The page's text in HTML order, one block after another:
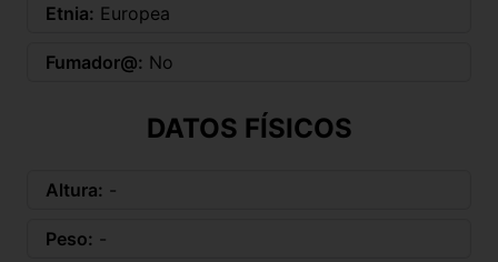
Etnia: Europea
Fumador@: No
DATOS FÍSICOS
Altura: -
Peso: -